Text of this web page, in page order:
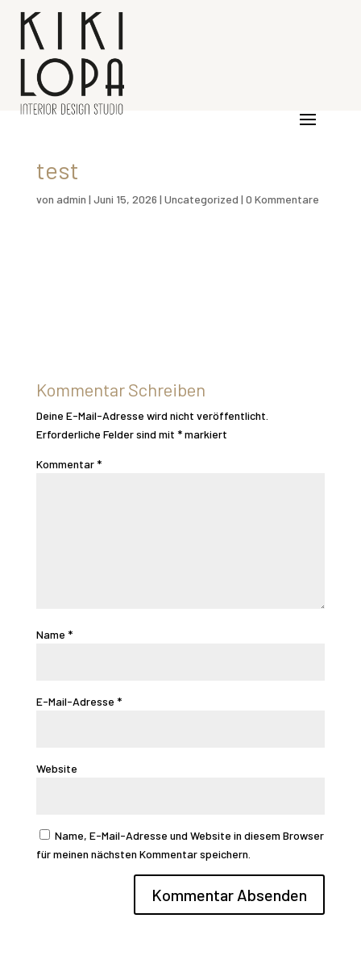
test
von admin | Juni 15, 2026 | Uncategorized | 0 Kommentare
Kommentar Schreiben
Deine E-Mail-Adresse wird nicht veröffentlicht.
Erforderliche Felder sind mit *markiert
Kommentar *
Name *
E-Mail-Adresse *
Website
Name, E-Mail-Adresse und Website in diesem Browser
für meinen nächsten Kommentar speichern.